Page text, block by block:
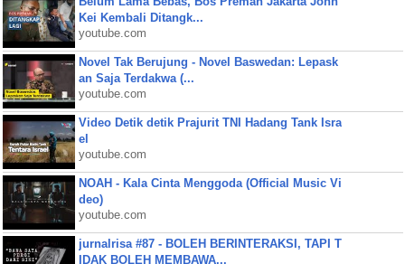
Kei Kembali Ditangk...
youtube.com
Novel Tak Berujung - Novel Baswedan: Lepask
an Saja Terdakwa (...
youtube.com
Video Detik detik Prajurit TNI Hadang Tank Isra
el
youtube.com
NOAH - Kala Cinta Menggoda (Official Music Vi
deo)
youtube.com
jurnalrisa #87 - BOLEH BERINTERAKSI, TAPI T
IDAK BOLEH MEMBAWA...